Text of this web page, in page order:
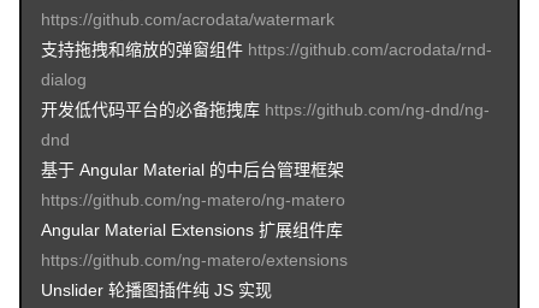
https://github.com/acrodata/watermark
支持拖拽和缩放的弹窗组件 https://github.com/acrodata/rnd-
dialog
开发低代码平台的必备拖拽库 https://github.com/ng-dnd/ng-
dnd
基于 Angular Material 的中后台管理框架
https://github.com/ng-matero/ng-matero
Angular Material Extensions 扩展组件库
https://github.com/ng-matero/extensions
Unslider 轮播图插件纯 JS 实现